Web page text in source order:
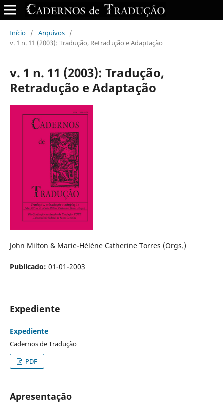
Início / Arquivos /
v. 1 n. 11 (2003): Tradução, Retradução e Adaptação
v. 1 n. 11 (2003): Tradução,
Retradução e Adaptação
John Milton & Marie-Hélène Catherine Torres (Orgs.)
Publicado: 01-01-2003
Expediente
Expediente
Cadernos de Tradução
PDF
Apresentação